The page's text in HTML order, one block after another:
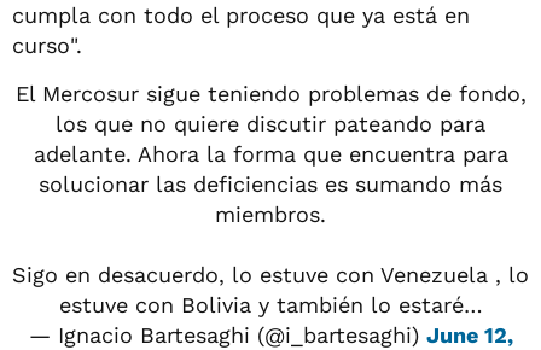
cumpla con todo el proceso que ya está en
curso".
El Mercosur sigue teniendo problemas de fondo,
los que no quiere discutir pateando para
adelante. Ahora la forma que encuentra para
solucionar las deficiencias es sumando más
miembros.
Sigo en desacuerdo, lo estuve con Venezuela , lo
estuve con Bolivia y también lo estaré…
— Ignacio Bartesaghi (@i_bartesaghi) June 12,